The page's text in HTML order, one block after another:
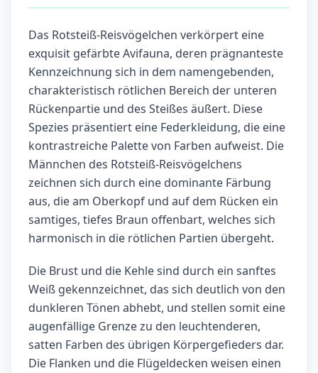
Das Rotsteiß-Reisvögelchen verkörpert eine
exquisit gefärbte Avifauna, deren prägnanteste
Kennzeichnung sich in dem namengebenden,
charakteristisch rötlichen Bereich der unteren
Rückenpartie und des Steißes äußert. Diese
Spezies präsentiert eine Federkleidung, die eine
kontrastreiche Palette von Farben aufweist. Die
Männchen des Rotsteiß-Reisvögelchens
zeichnen sich durch eine dominante Färbung
aus, die am Oberkopf und auf dem Rücken ein
samtiges, tiefes Braun offenbart, welches sich
harmonisch in die rötlichen Partien übergeht.
Die Brust und die Kehle sind durch ein sanftes
Weiß gekennzeichnet, das sich deutlich von den
dunkleren Tönen abhebt, und stellen somit eine
augenfällige Grenze zu den leuchtenderen,
satten Farben des übrigen Körpergefieders dar.
Die Flanken und die Flügeldecken weisen einen